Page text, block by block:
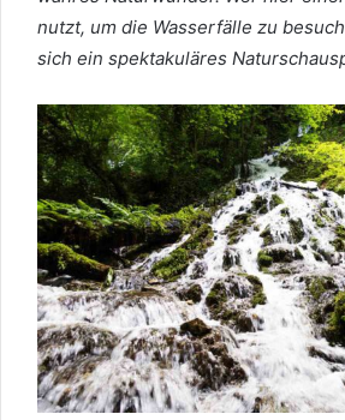
nutzt, um die Wasserfälle zu
sich ein spektakuläres